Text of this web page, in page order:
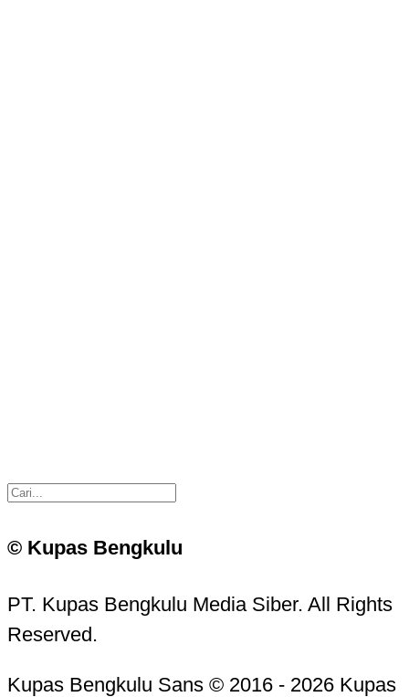
© Kupas Bengkulu
PT. Kupas Bengkulu Media Siber. All Rights
Reserved.
Kupas Bengkulu Sans © 2016 - 2026 Kupas